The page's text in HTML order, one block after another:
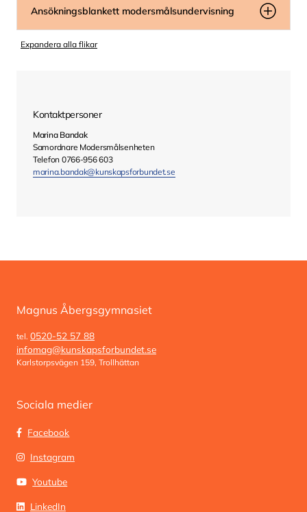
Ansökningsblankett modersmålsundervisning
Expandera alla flikar
Kontaktpersoner
Marina Bandak
Samordnare Modersmålsenheten
Telefon 0766-956 603
marina.bandak@kunskapsforbundet.se
Magnus Åbergsgymnasiet
tel. 0520-52 57 88
infomag@kunskapsforbundet.se
Karlstorpsvägen 159, Trollhättan
Sociala medier
Facebook
Instagram
Youtube
LinkedIn